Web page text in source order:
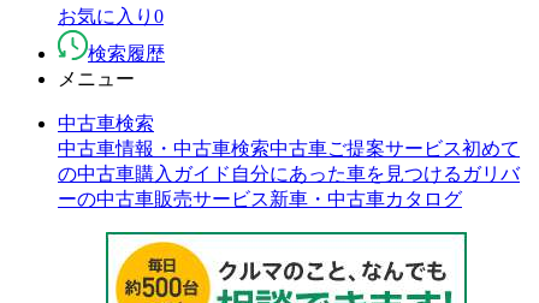
お気に入り 0
検索履歴
メニュー
中古車検索
中古車情報・中古車検索中古車ご提案サービス初めて
の中古車購入ガイド 自分にあった車を見つける ガリバ
ーの中古車販売サービス新車・中古車カタログ